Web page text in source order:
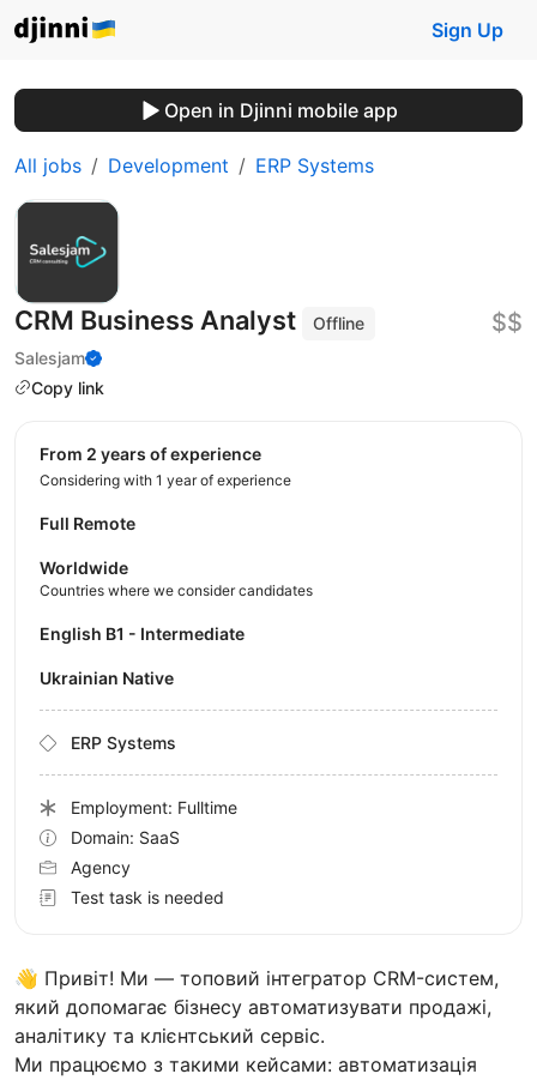
Sign Up
Open in Djinni mobile app
All jobs Development ERP Systems
CRM Business Analyst
Offline
Salesjam
Copy link
$$
👋 Привіт! Ми — топовий інтегратор CRM-систем,
який допомагає бізнесу автоматизувати продажі,
аналітику та клієнтський сервіс.
Ми працюємо з такими кейсами: автоматизація
from 2 years of experience
Considering with 1 year of experience
Full Remote
Worldwide
Countries where we consider candidates
English B1 - Intermediate
Ukrainian Native
ERP Systems
Employment: Fulltime
Domain: SaaS
Agency
Test task is needed